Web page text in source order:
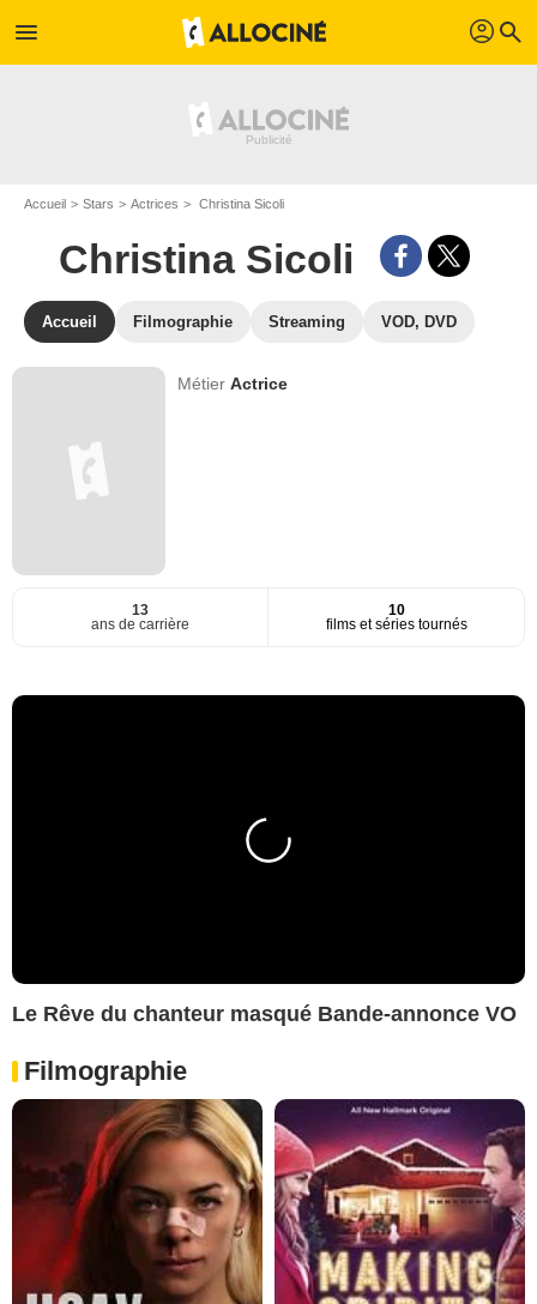
menu profil search
Accueil Stars Actrices Christina Sicoli
Christina Sicoli
Accueil Filmographie Streaming VOD, DVD
MétierActrice
13
ans de carrière
10
films et séries tournés
Le Rêve du chanteur masqué Bande-annonce VO
Filmographie